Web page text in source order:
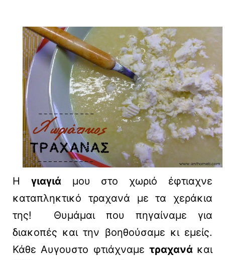
Η γιαγιά μου στο χωριό έφτιαχνε
καταπληκτικό τραχανά με τα χεράκια
της! Θυμάμαι που πηγαίναμε για
διακοπές και την βοηθούσαμε κι εμείς.
Κάθε Αυγουστο φτιάχναμε τραχανά και